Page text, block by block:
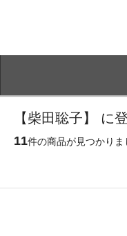
【柴田聡子】 に
11件の商品が見つかりま